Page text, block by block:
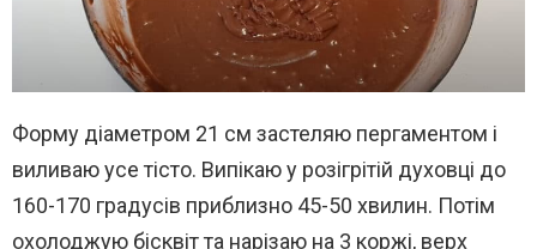
Форму діаметром 21 см застеляю пергаментом і
виливаю усе тісто. Випікаю у розігрітій духовці до
160-170 градусів приблизно 45-50 хвилин. Потім
охолоджую бісквіт та нарізаю на 3 коржі, верх